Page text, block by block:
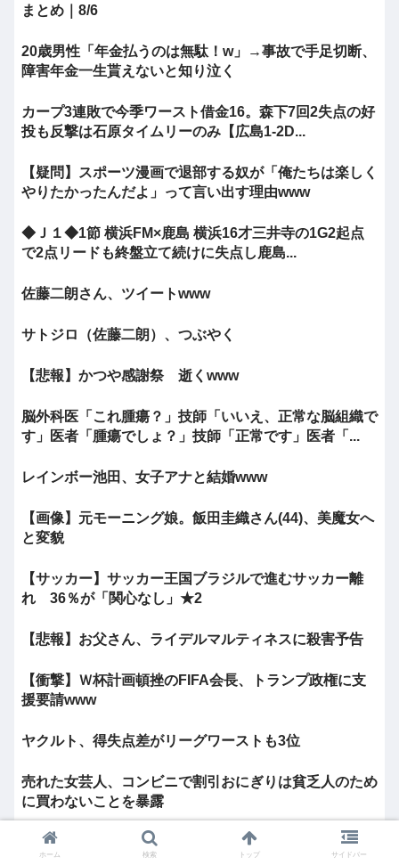
まとめ｜8/6
20歳男性「年金払うのは無駄！w」→事故で手足切断、
障害年金一生貰えないと知り泣く
カープ3連敗で今季ワースト借金16。森下7回2失点の好
投も反撃は石原タイムリーのみ【広島1-2D...
【疑問】スポーツ漫画で退部する奴が「俺たちは楽しく
やりたかったんだよ」って言い出す理由www
◆Ｊ１◆1節 横浜FM×鹿島 横浜16才三井寺の1G2起点
で2点リードも終盤立て続けに失点し鹿島...
佐藤二朗さん、ツイートwww
サトジロ（佐藤二朗）、つぶやく
【悲報】かつや感謝祭 逝くwww
脳外科医「これ腫瘍？」技師「いいえ、正常な脳組織で
す」医者「腫瘍でしょ？」技師「正常です」医者「...
レインボー池田、女子アナと結婚www
【画像】元モーニング娘。飯田圭織さん(44)、美魔女へ
と変貌
【サッカー】サッカー王国ブラジルで進むサッカー離
れ 36％が「関心なし」★2
【悲報】お父さん、ライデルマルティネスに殺害予告
【衝撃】Ｗ杯計画頓挫のFIFA会長、トランプ政権に支
援要請www
ヤクルト、得失点差がリーグワーストも3位
売れた女芸人、コンビニで割引おにぎりは貧乏人のため
に買わないことを暴露
Jリーグ本日開幕www
ホーム 検索 トップ サイドバー